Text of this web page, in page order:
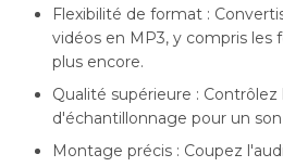
Flexibilité de format :
vidéos en MP3, y compris les
plus encore.
Qualité supérieure :
d'échantillonnage pour un
Montage précis : Coupez